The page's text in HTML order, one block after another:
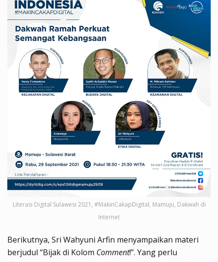
Literasi Digital Sulawesi 2021, #MakinCakapDigital, Mamuju, Dakwah di
Internet
Berikutnya, Sri Wahyuni Arfin menyampaikan materi
berjudul “Bijak di Kolom Comment!”. Yang perlu